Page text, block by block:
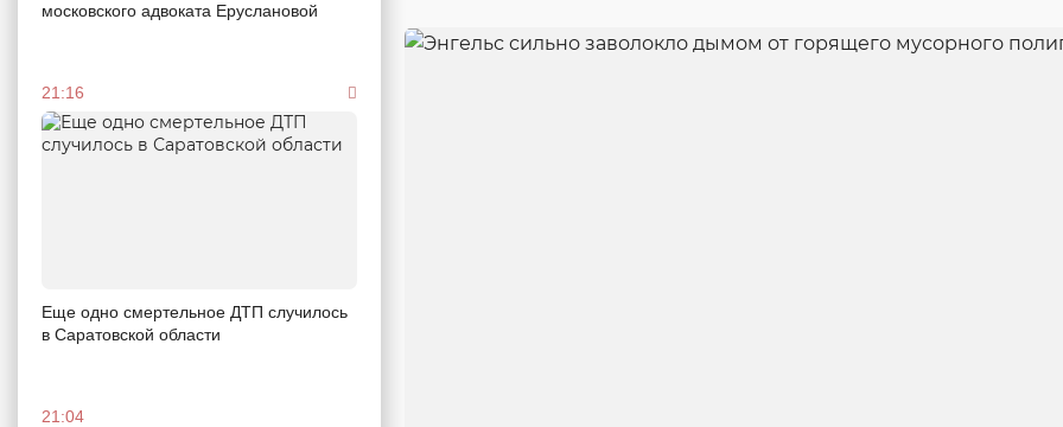
московского адвоката Еруслановой
21:16
Еще одно смертельное ДТП случилось
в Саратовской области
21:04